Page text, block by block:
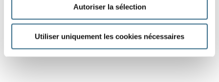
Autoriser la sélection
Utiliser uniquement les cookies nécessaires